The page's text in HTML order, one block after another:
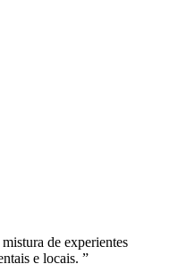
de experientes
e locais. ”